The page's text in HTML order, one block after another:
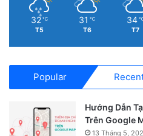
32 ℃
T5
31 ℃
T6
34
T7
Popular
Hướng Dẫn
Trên Google
13 Tháng 5,